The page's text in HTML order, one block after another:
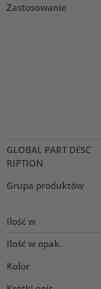
Zastosowanie
GLOBAL PART DESC
RIPTION
Grupa produktów
Ilość w
Ilość w opak.
Kolor